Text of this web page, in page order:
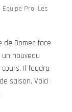
Equipe Pro, Les
Domec face
un nouveau
cours. Il faudra
saison. Voici